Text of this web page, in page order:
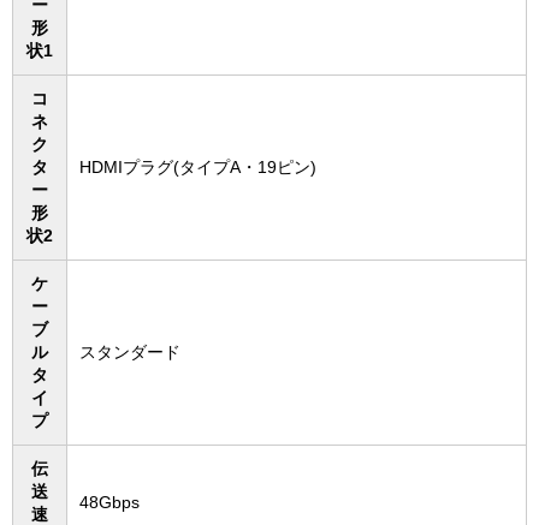
ー
形
状1
コ
ネ
ク
タ
ー
形
状2
HDMIプラグ(タイプA・19ピン)
ケ
ー
ブ
ル
タ
イ
プ
スタンダード
伝
送
速
48Gbps